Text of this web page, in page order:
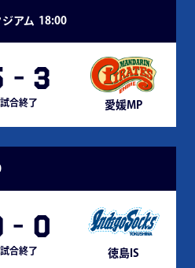
アム 18:00
- 3
試合終了 愛媛MP
- 0
試合終了 徳島IS